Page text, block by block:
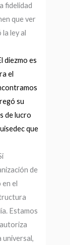
fidelidad
que ver
la ley al
diezmo es
el
su
de lucro
que
de
en el
Estamos
universal,